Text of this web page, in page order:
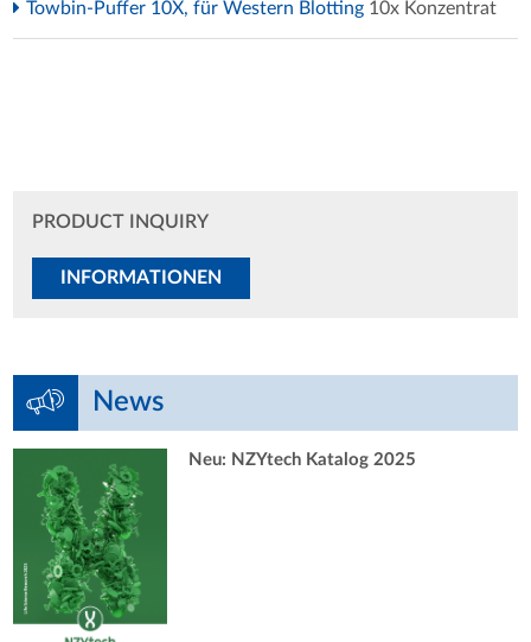
Towbin-Puffer 10X, für Western Blotting 10x Konzentrat
PRODUCT INQUIRY
INFORMATIONEN
News
Neu: NZYtech Katalog 2025